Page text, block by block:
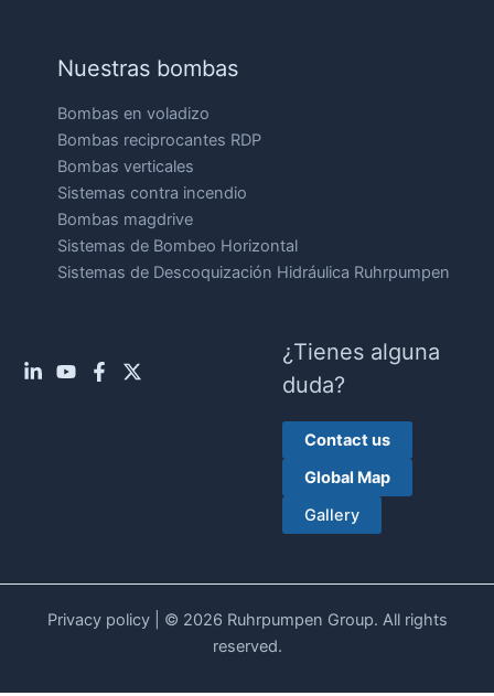
Nuestras bombas
Bombas en voladizo
Bombas reciprocantes RDP
Bombas verticales
Sistemas contra incendio
Bombas magdrive
Sistemas de Bombeo Horizontal
Sistemas de Descoquización Hidráulica Ruhrpumpen
¿Tienes alguna
duda?
Contact us
Global Map
Gallery
Privacy policy| © 2026 Ruhrpumpen Group. All rights
reserved.